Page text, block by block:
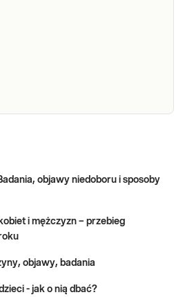
dla antygenów wirusa Epsteina-
serologicznej zakażenia EBV,
Sprawdź
objawy niedoboru i sposoby
i mężczyzn – przebieg
objawy, badania
- jak o nią dbać?